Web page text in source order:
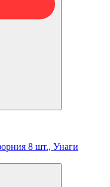
8 шт., Унаги